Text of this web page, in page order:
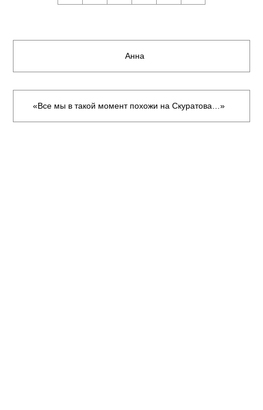
Анна
«Все мы в такой момент похожи на Скуратова…»